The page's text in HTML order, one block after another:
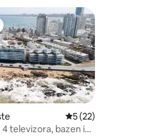
s oznakom „Odabrali gosti”
Prosječna ocjena:
5 (22)
televizora, bazen i